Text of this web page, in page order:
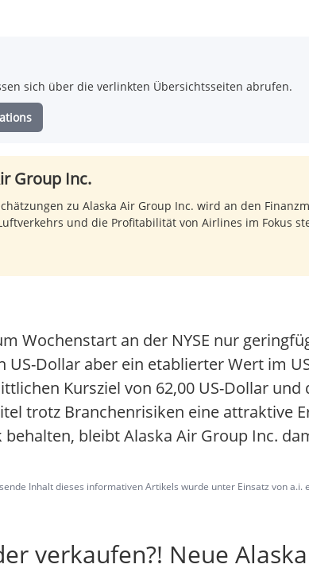
sich über die verlinkten Übersichtsseiten abrufen.
Group Inc.
zu Alaska Air Group Inc. wird an den
und die Profitabilität von Airlines im Fokus
Wochenstart an der NYSE nur
Dollar aber ein etablierter Wert im
Kursziel von 62,00 US-Dollar
trotz Branchenrisiken eine attraktive
behalten, bleibt Alaska Air Group Inc.
Inhalt dieses informativen Artikels wurde unter Einsatz von
verkaufen?! Neue